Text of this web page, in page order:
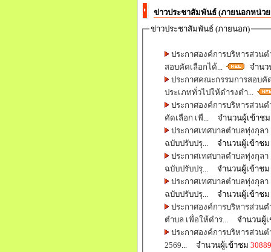
ข่าวประชาสัมพันธ์ (ภายนอกหน่ว
ข่าวประชาสัมพันธ์ (ภายนอก)
ประกาศองค์การบริหารส่วน
สอบคัดเลือกได้...
จำนว
ประกาศคณะกรรมการสอบคั
ประเภททั่วไปให้ดำรงตำ...
ประกาศองค์การบริหารส่วน
คัดเลือก เพื ... จำนวนผู้เข้าช
ประกาศเทศบาลตำบลทุ่งกุลา
ฉบับปรับปรุ... จำนวนผู้เข้าชม
ประกาศเทศบาลตำบลทุ่งกุลา
ฉบับปรับปรุ... จำนวนผู้เข้าชม
ประกาศเทศบาลตำบลทุ่งกุลา
ฉบับปรับปรุ... จำนวนผู้เข้าชม
ประกาศองค์การบริหารส่วน
ตำบล เพื่อให้ดำร... จำนวนผู้
ประกาศองค์การบริหารส่วน
2569 ... จำนวนผู้เข้าชม 30889